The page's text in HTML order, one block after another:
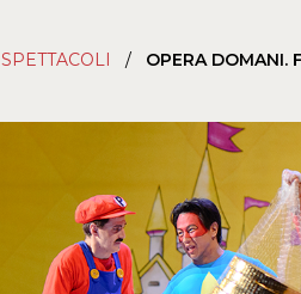
SPETTACOLI /
OPERA DOMANI.